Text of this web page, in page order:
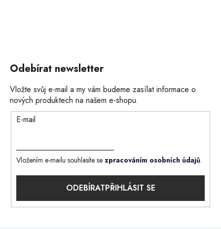
Odebírat newsletter
Vložte svůj e-mail a my vám budeme zasílat informace o
nových produktech na našem e-shopu.
E-mail
Vložením e-mailu souhlasíte se zpracováním osobních údajů.
PŘIHLÁSIT SE